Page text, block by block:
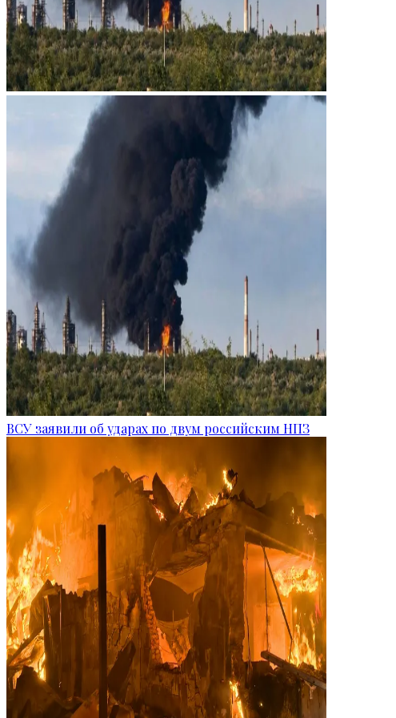
ВСУ заявили об ударах по двум российским НПЗ